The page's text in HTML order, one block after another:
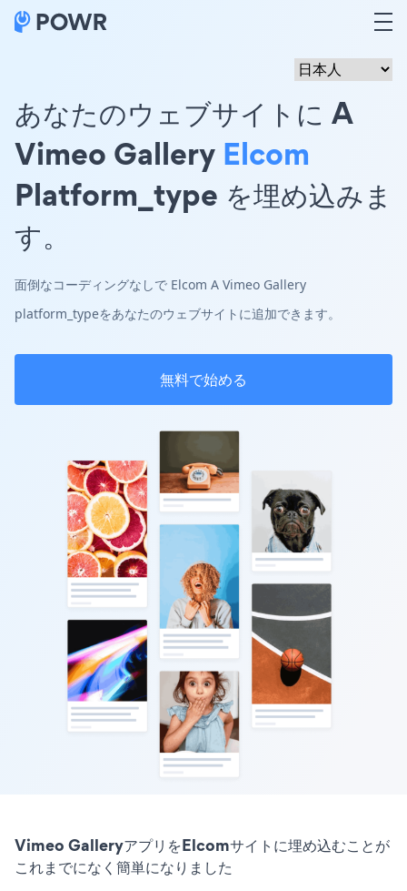
あなたのウェブサイトに A
Vimeo Gallery Elcom
Platform_type を埋め込みま
す。
面倒なコーディングなしで Elcom A Vimeo Gallery
platform_typeをあなたのウェブサイトに追加できます。
無料で始める
Vimeo GalleryアプリをElcomサイトに埋め込むことが
これまでになく簡単になりました